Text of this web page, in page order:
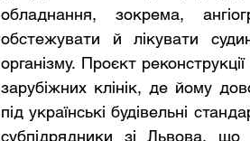
обладнання, зокрема,
обстежувати й лікувати
організму. Проєкт
зарубіжних клінік, де йому
під українські будівельні
субпідрядники зі Львова, що